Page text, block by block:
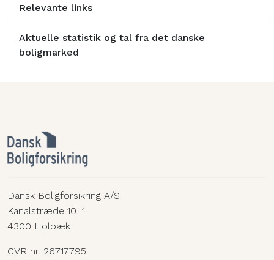
Relevante links
Aktuelle statistik og tal fra det danske
boligmarked
Dansk Boligforsikring A/S
Kanalstræde 10, 1.
4300 Holbæk
CVR nr. 26717795